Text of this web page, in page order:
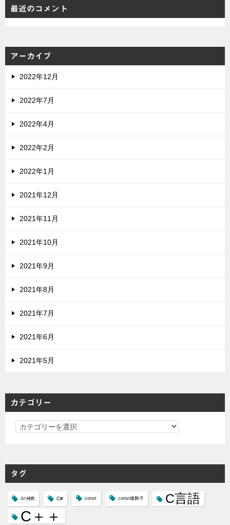
最近のコメント
アーカイブ
2022年12月
2022年7月
2022年4月
2022年2月
2022年1月
2021年12月
2021年11月
2021年10月
2021年9月
2021年8月
2021年7月
2021年6月
2021年5月
カテゴリー
カ
リ
ー
タグ
2の補数 C# const const修飾子 C言語
C＋＋